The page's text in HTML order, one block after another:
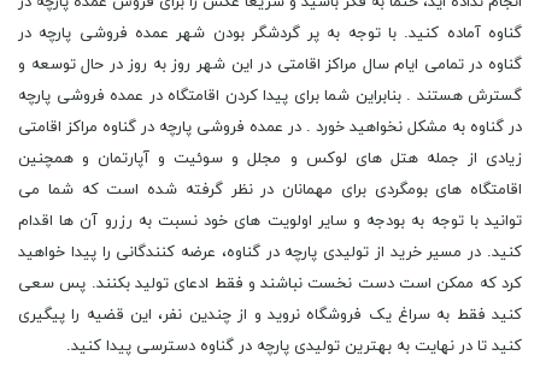
گناوه آماده کنید. با توجه به پر گردشگر بودن شهر عمده فروشی پارچه در
گناوه در تمامی ایام سال مراکز اقامتی در این شهر روز به روز در حال توسعه و
گسترش هستند . بنابراین شما برای پیدا کردن اقامتگاه در عمده فروشی پارچه
در گناوه به مشکل نخواهید خورد . در عمده فروشی پارچه در گناوه مراکز اقامتی
زیادی از جمله هتل های لوکس و مجلل و سوئیت و آپارتمان و همچنین
اقامتگاه های بومگردی برای مهمانان در نظر گرفته شده است که شما می
توانید با توجه به بودجه و سایر اولویت های خود نسبت به رزرو آن ها اقدام
کنید. در مسیر خرید از تولیدی پارچه در گناوه، عرضه کنندگانی را پیدا خواهید
کرد که ممکن است دست نخست نباشند و فقط ادعای تولید بکنند. پس سعی
کنید فقط به سراغ یک فروشگاه نروید و از چندین نفر، این قضیه را پیگیری
کنید تا در نهایت به بهترین تولیدی پارچه در گناوه دسترسی پیدا کنید.